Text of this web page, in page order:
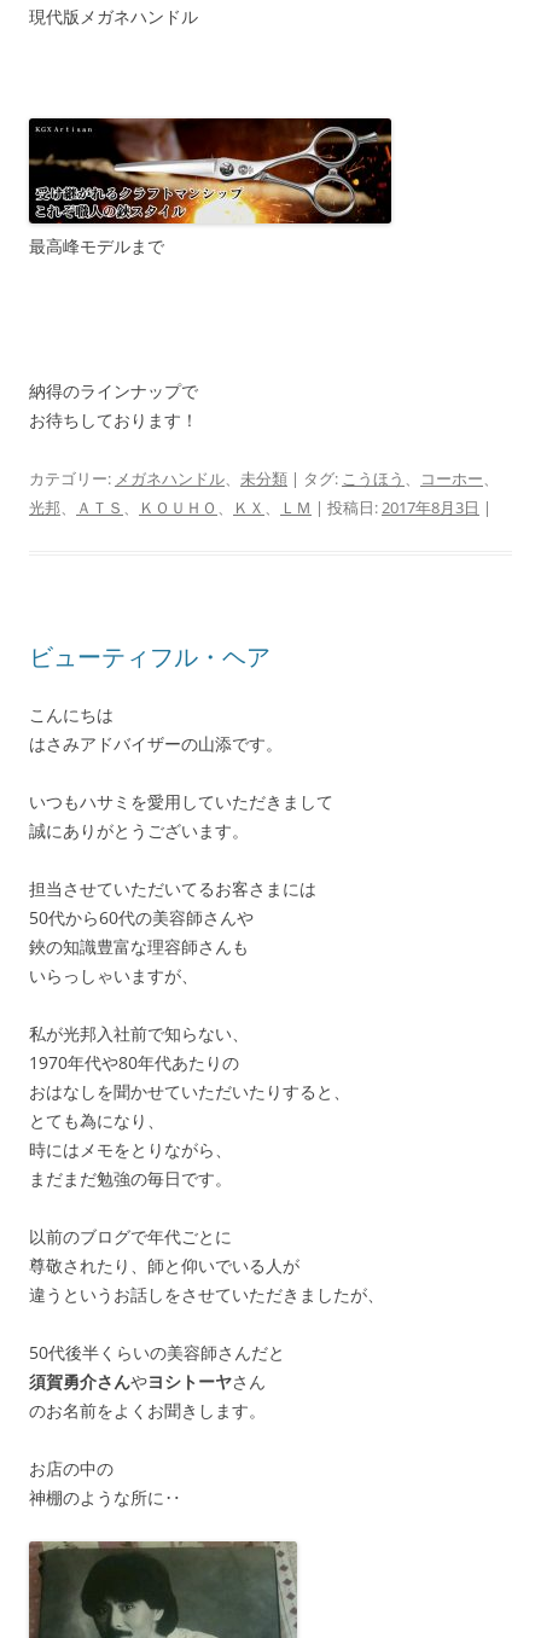
現代版メガネハンドル
最高峰モデルまで
納得のラインナップで
お待ちしております！
カテゴリー: メガネハンドル、 未分類 | タグ: こうほう 、 コーホー、
光邦、 ＡＴＳ 、 ＫＯＵＨＯ 、 ＫＸ 、 ＬＭ | 投稿日:2017年8月3日 |
ビューティフル・ヘア
こんにちは
はさみアドバイザーの山添です。
いつもハサミを愛用していただきまして
誠にありがとうございます。
担当させていただいてるお客さまには
50代から60代の美容師さんや
鋏の知識豊富な理容師さんも
いらっしゃいますが、
私が光邦入社前で知らない、
1970年代や80年代あたりの
おはなしを聞かせていただいたりすると、
とても為になり、
時にはメモをとりながら、
まだまだ勉強の毎日です。
以前のブログで年代ごとに
尊敬されたり、師と仰いでいる人が
違うというお話しをさせていただきましたが、
50代後半くらいの美容師さんだと
須賀勇介さんやヨシトーヤさん
のお名前をよくお聞きします。
お店の中の
神棚のような所に‥